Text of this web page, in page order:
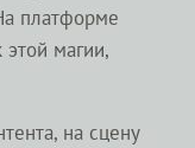
платформе
магии,
на сцену